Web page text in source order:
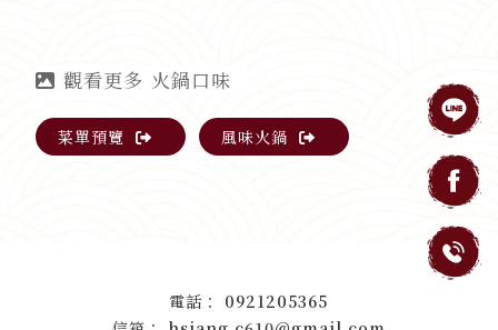
火鍋口味
菜單預覽 風味火鍋
0921205365